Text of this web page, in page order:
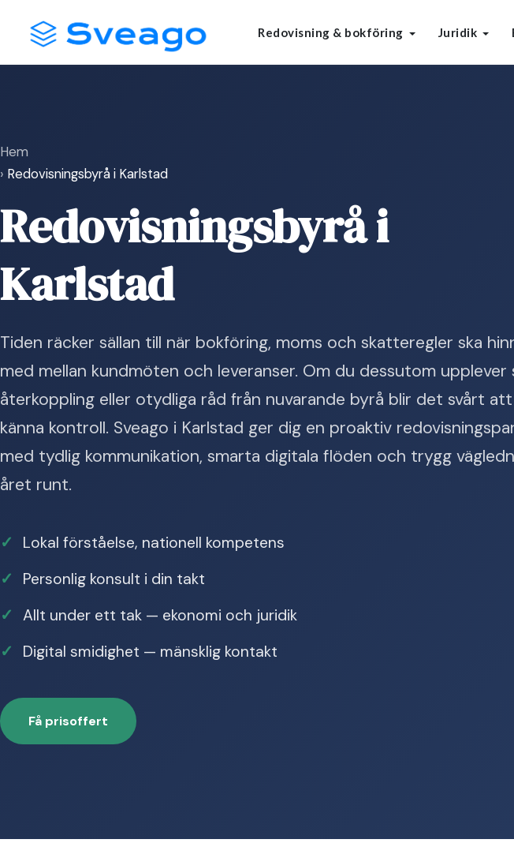
Redovisning & bokföring Juridik
Hem
› Redovisningsbyrå i Karlstad
Redovisningsbyrå i
Karlstad
Tiden räcker sällan till när bokföring, moms och skatteregler ska
med mellan kundmöten och leveranser. Om du dessutom upplever
återkoppling eller otydliga råd från nuvarande byrå blir det svårt att
känna kontroll. Sveago i Karlstad ger dig en proaktiv
med tydlig kommunikation, smarta digitala flöden och trygg
året runt.
Lokal förståelse, nationell kompetens
Personlig konsult i din takt
Allt under ett tak — ekonomi och juridik
Digital smidighet — mänsklig kontakt
Få prisoffert